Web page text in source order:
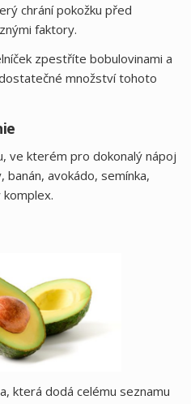
chrání pokožku před
faktory.
zpestříte bobulovinami a
množství tohoto
ve kterém pro dokonalý nápoj
avokádo, semínka,
komplex.
která dodá celému seznamu